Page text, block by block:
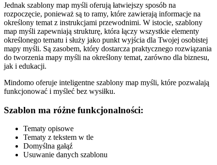
Jednak szablony map myśli oferują łatwiejszy sposób na
rozpoczęcie, ponieważ są to ramy, które zawierają informacje na
określony temat z instrukcjami przewodnimi. W istocie, szablony
map myśli zapewniają strukturę, która łączy wszystkie elementy
określonego tematu i służy jako punkt wyjścia dla Twojej osobistej
mapy myśli. Są zasobem, który dostarcza praktycznego rozwiązania
do tworzenia mapy myśli na określony temat, zarówno dla biznesu,
jak i edukacji.
Mindomo oferuje inteligentne szablony map myśli, które pozwalają
funkcjonować i myśleć bez wysiłku.
Szablon ma różne funkcjonalności:
Tematy opisowe
Tematy z tekstem w tle
Domyślna gałąź
Usuwanie danych szablonu